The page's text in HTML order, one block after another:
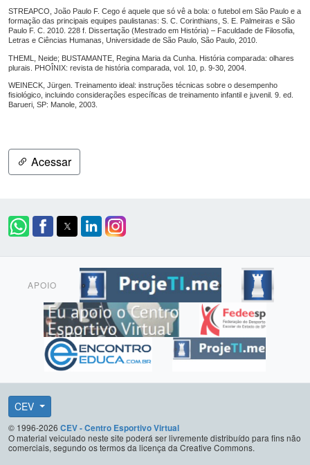
STREAPCO, João Paulo F. Cego é aquele que só vê a bola: o futebol em São Paulo e a
formação das principais equipes paulistanas: S. C. Corinthians, S. E. Palmeiras e São
Paulo F. C. 2010. 228 f. Dissertação (Mestrado em História) – Faculdade de Filosofia,
Letras e Ciências Humanas, Universidade de São Paulo, São Paulo, 2010.
THEML, Neide; BUSTAMANTE, Regina Maria da Cunha. História comparada: olhares
plurais. PHOÎNIX: revista de história comparada, vol. 10, p. 9-30, 2004.
WEINECK, Jürgen. Treinamento ideal: instruções técnicas sobre o desempenho
fisiológico, incluindo considerações específicas de treinamento infantil e juvenil. 9. ed.
Barueri, SP: Manole, 2003.
Acessar
APOIO
CEV
© 1996-2026 CEV - Centro Esportivo Virtual
O material veiculado neste site poderá ser livremente distribuído para fins não
comerciais, segundo os termos da licença da Creative Commons.